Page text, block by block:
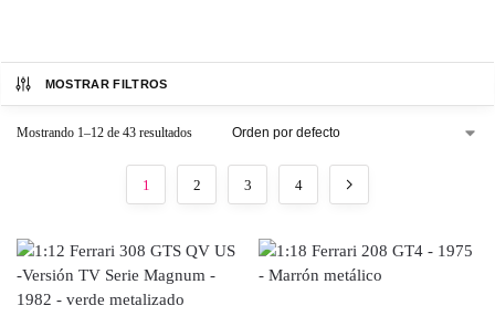
MOSTRAR FILTROS
Mostrando 1–12 de 43 resultados
1 2 3 4